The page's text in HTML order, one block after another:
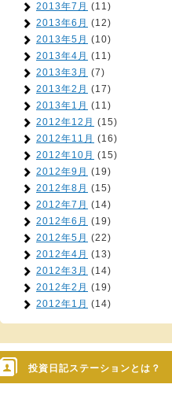
2013年7月 (11)
2013年6月 (12)
2013年5月 (10)
2013年4月 (11)
2013年3月 (7)
2013年2月 (17)
2013年1月 (11)
2012年12月 (15)
2012年11月 (16)
2012年10月 (15)
2012年9月 (19)
2012年8月 (15)
2012年7月 (14)
2012年6月 (19)
2012年5月 (22)
2012年4月 (13)
2012年3月 (14)
2012年2月 (19)
2012年1月 (14)
投資日記ステーションとは？